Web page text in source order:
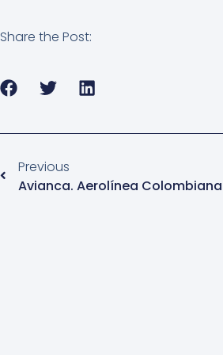
Share the Post:
Previous
Avianca. Aerolínea Colombiana